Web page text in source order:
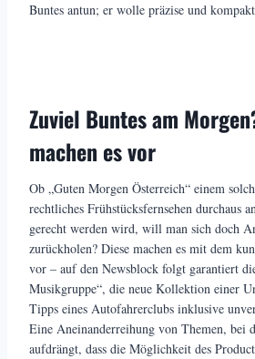
Buntes antun; er wolle präzise und
Zuviel Buntes am
machen es vor
Ob „Guten Morgen Österreich“ einem
rechtliches Frühstücksfernsehen durchaus
gerecht werden wird, will man sich doch
zurückholen? Diese machen es mit dem
vor – auf den Newsblock folgt garantiert
Musikgruppe“, die neue Kollektion einer
Tipps eines Autofahrerclubs inklusive
Eine Aneinanderreihung von Themen, bei
aufdrängt, dass die Möglichkeit des